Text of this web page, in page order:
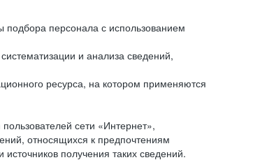
персонала с использованием
и анализа сведений,
ресурса, на котором применяются
сети «Интернет»,
относящихся к предпочтениям
получения таких сведений.